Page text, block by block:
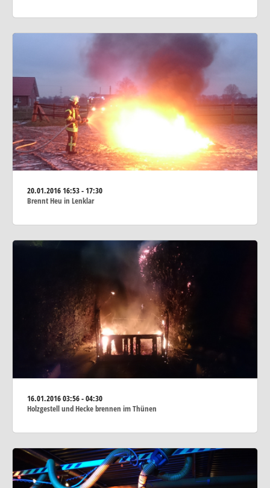
20.01.201616:53 - 17:30
Brennt Heu in Lenklar
16.01.201603:56 - 04:30
Holzgestell und Hecke brennen im Thünen